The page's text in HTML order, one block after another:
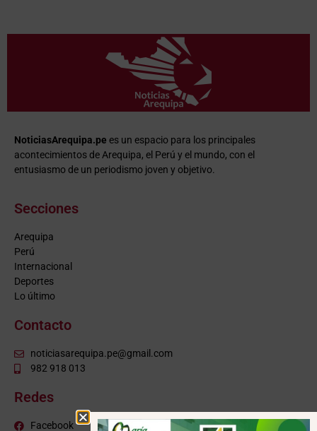
NoticiasArequipa.pe es un espacio para los principales
acontecimientos de Arequipa, el Perú y el mundo, con el
entusiasmo de un periodismo joven y objetivo.
Secciones
Arequipa
Perú
Internacional
Deportes
Lo último
Contacto
noticiasarequipa.pe@gmail.com
982 918 013
Redes
Facebook